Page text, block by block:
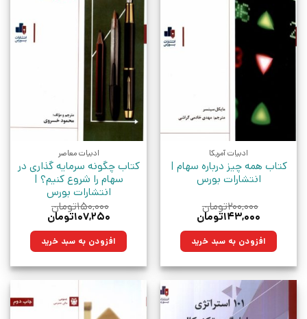
ادبیات آمریکا
کتاب همه چیز درباره سهام |
انتشارات بورس
۲۰۰,۰۰۰تومان
قیمت
۲۰۰,۰۰۰تومان
بود.
۱۴۳,۰۰۰تومان
۱۴۳,۰۰۰تومان.افزودن به سبد خرید
ادبیات معاصر
کتاب چگونه سرمایه گذاری در
سهام را شروع کنیم؟ |
انتشارات بورس
۱۵۰,۰۰۰تومان
قیمت
۱۵۰,۰۰۰تومان
بود.
۱۰۷,۲۵۰تومان
۱۰۷,۲۵۰تومان.افزودن به سبد خرید